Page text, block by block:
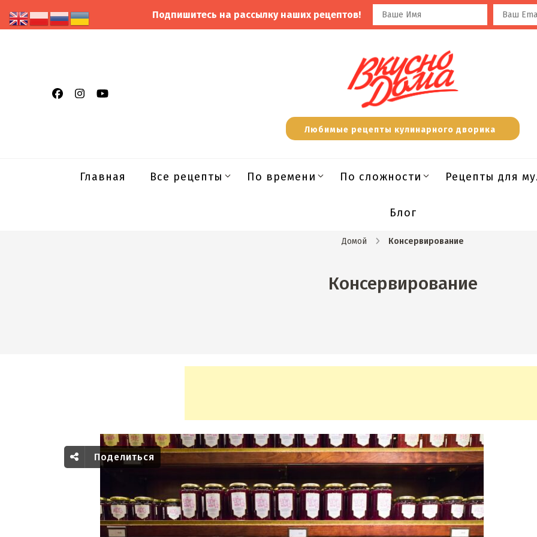
Подпишитесь на рассылку наших рецептов!
Любимые рецепты кулинарного дворика
Главная Все рецепты По времени По сложности Рецепты для
Блог
Домой Консервирование
Консервирование
Поделиться